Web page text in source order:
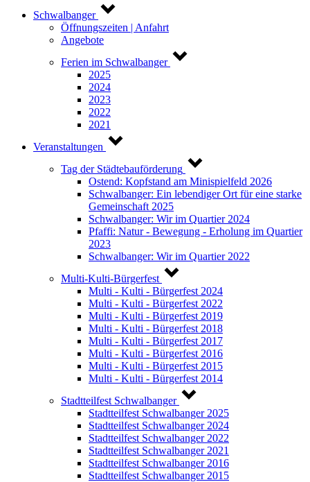
Schwalbanger
Öffnungszeiten | Anfahrt
Angebote
Ferien im Schwalbanger
2025
2024
2023
2022
2021
Veranstaltungen
Tag der Städtebauförderung
Ostend: Kopfstand am Minispielfeld 2026
Schwalbanger: Ein lebendiger Ort für eine starke
Gemeinschaft 2025
Schwalbanger: Wir im Quartier 2024
Pfaffi: Natur - Bewegung - Erholung im Quartier
2023
Schwalbanger: Wir im Quartier 2022
Multi-Kulti-Bürgerfest
Multi - Kulti - Bürgerfest 2024
Multi - Kulti - Bürgerfest 2022
Multi - Kulti - Bürgerfest 2019
Multi - Kulti - Bürgerfest 2018
Multi - Kulti - Bürgerfest 2017
Multi - Kulti - Bürgerfest 2016
Multi - Kulti - Bürgerfest 2015
Multi - Kulti - Bürgerfest 2014
Stadtteilfest Schwalbanger
Stadtteilfest Schwalbanger 2025
Stadtteilfest Schwalbanger 2024
Stadtteilfest Schwalbanger 2022
Stadtteilfest Schwalbanger 2021
Stadtteilfest Schwalbanger 2016
Stadtteilfest Schwalbanger 2015